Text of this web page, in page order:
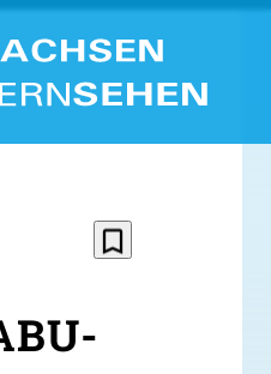
bookmark_border